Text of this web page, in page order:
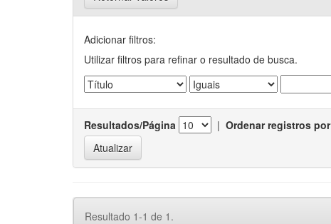
Adicionar filtros:
Utilizar filtros para refinar o resultado de busca.
Resultados/Página | Ordenar registros por
Resultado 1-1 de 1.